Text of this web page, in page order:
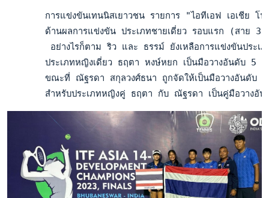
การแข่งขันเทนนิสเยาวชน รายการ "ไอทีเอฟ เอเชีย
ด้านผลการแข่งขัน ประเภทชายเดี่ยว รอบแรก (สาย
อย่างไรก็ตาม ริว และ ธรรม์ ยังเหลือการแข่งขันปร
ประเภทหญิงเดี่ยว ธฤตา หงษ์หยก เป็นมือวางอันดับ 5
ขณะที่ ณัฐรดา สกุลวงศ์ธนา ถูกจัดให้เป็นมือวางอันดับ
สำหรับประเภทหญิงคู่ ธฤตา กับ ณัฐรดา เป็นคู่มือวางอั